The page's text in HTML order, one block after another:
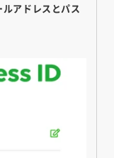
アドレスとパス